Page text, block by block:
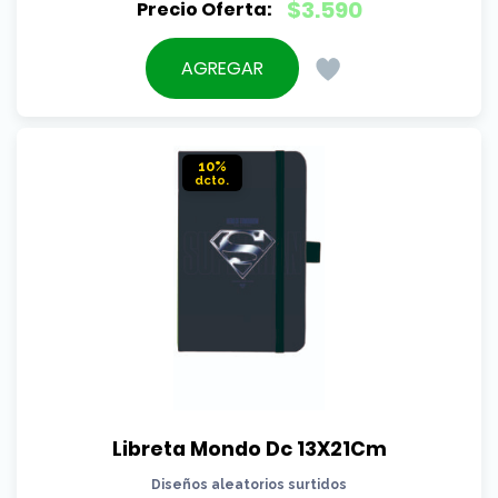
precio
original
$3.590
El
precio
actual
$3.590.
AGREGAR
10%
Libreta Mondo Dc 13X21Cm
Diseños aleatorios surtidos